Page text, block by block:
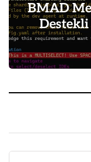
BMAD
Destekli